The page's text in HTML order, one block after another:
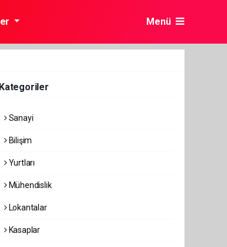
Menü
Kategoriler
Sanayi
Bilişim
Yurtları
Mühendislik
Lokantalar
Kasaplar